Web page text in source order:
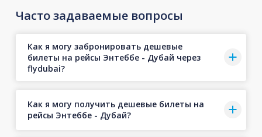
Часто задаваемые вопросы
Как я могу забронировать дешевые
билеты на рейсы Энтеббе - Дубай через
flydubai?
Как я могу получить дешевые билеты на
рейсы Энтеббе - Дубай?